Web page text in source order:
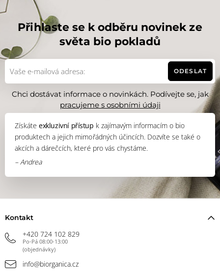
Přihlaste se k odběru novinek ze
světa bio pokladů
ODESLAT
Chci dostávat informace o novinkách. Podívejte se, jak
pracujeme s osobními údaji
Získáteexkluzivní přístup k zajímavým informacím o bio
produktech a jejich mimořádných účincích. Dozvíte se také o
akcích a dárečcích, které pro vás chystáme.
– Andrea
Kontakt
+420 724 102 829
Po-Pá 08:00-13:00
(objednávky)
info@biorganica.cz